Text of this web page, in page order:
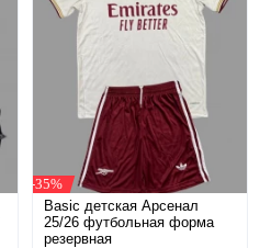
-35%
Basic детская Арсенал
25/26 футбольная форма
резервная